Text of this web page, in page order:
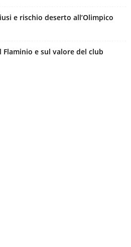
e rischio deserto all’Olimpico
e sul valore del club